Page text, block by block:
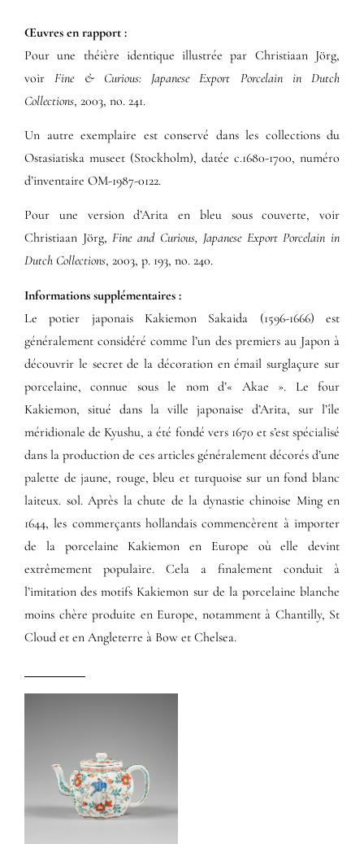
Œuvres en rapport :​
Pour une théière identique illustrée par Christiaan Jörg,
voirFine & Curious: Japanese Export Porcelain in Dutch
Collections, 2003, no. 241.
Un autre exemplaire est conservé dans les collections du
Ostasiatiska museet (Stockholm), datée c.1680-1700, numéro
d’inventaire OM-1987-0122.
Pour une version d’Arita en bleu sous couverte, voir
Christiaan Jörg, Fine and Curious, Japanese Export Porcelain in
Dutch Collections, 2003, p. 193, no. 240.
Informations supplémentaires​ :​
Le potier japonais Kakiemon Sakaida (1596-1666) est
généralement considéré comme l’un des premiers au Japon à
découvrir le secret de la décoration en émail surglaçure sur
porcelaine, connue sous le nom d’« Akae ». Le four
Kakiemon, situé dans la ville japonaise d’Arita, sur l’île
méridionale de Kyushu, a été fondé vers 1670 et s’est spécialisé
dans la production de ces articles généralement décorés d’une
palette de jaune, rouge, bleu et turquoise sur un fond blanc
laiteux. sol. Après la chute de la dynastie chinoise Ming en
1644, les commerçants hollandais commencèrent à importer
de la porcelaine Kakiemon en Europe où elle devint
extrêmement populaire. Cela a finalement conduit à
l’imitation des motifs Kakiemon sur de la porcelaine blanche
moins chère produite en Europe, notamment à Chantilly, St
Cloud et en Angleterre à Bow et Chelsea.